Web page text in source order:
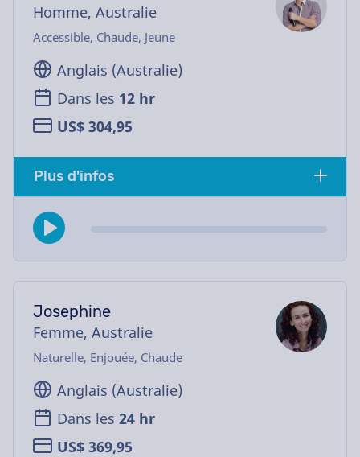
Homme, Australie
Accessible, Chaude, Jeune
Anglais (Australie)
Dans les 12 hr
US$ 304,95
Plus d'infos
Josephine
Femme, Australie
Naturelle, Enjouée, Chaude
Anglais (Australie)
Dans les 24 hr
US$ 369,95